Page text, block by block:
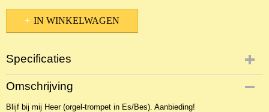
IN WINKELWAGEN
Specificaties
Productcode
NBLNI-2522
EAN code
Omschrijving
Blijf bij mij Heer (orgel-trompet in Es/Bes). Aanbieding!